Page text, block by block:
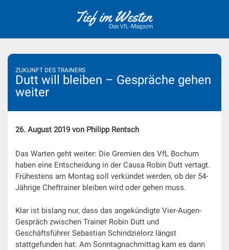
ZUKUNFT DES TRAINERS
Dutt will bleiben – Gespräche gehen
weiter
26. August 2019 von Philipp Rentsch
Das Warten geht weiter: Die Gremien des VfL Bochum
haben eine Entscheidung in der Causa Robin Dutt vertagt.
Frühestens am Montag soll verkündet werden, ob der 54-
Jährige Cheftrainer bleiben wird oder gehen muss.
Klar ist bislang nur, dass das angekündigte Vier-Augen-
Gespräch zwischen Trainer Robin Dutt und
Geschäftsführer Sebastian Schindzielorz längst
stattgefunden hat. Am Sonntagnachmittag kam es dann